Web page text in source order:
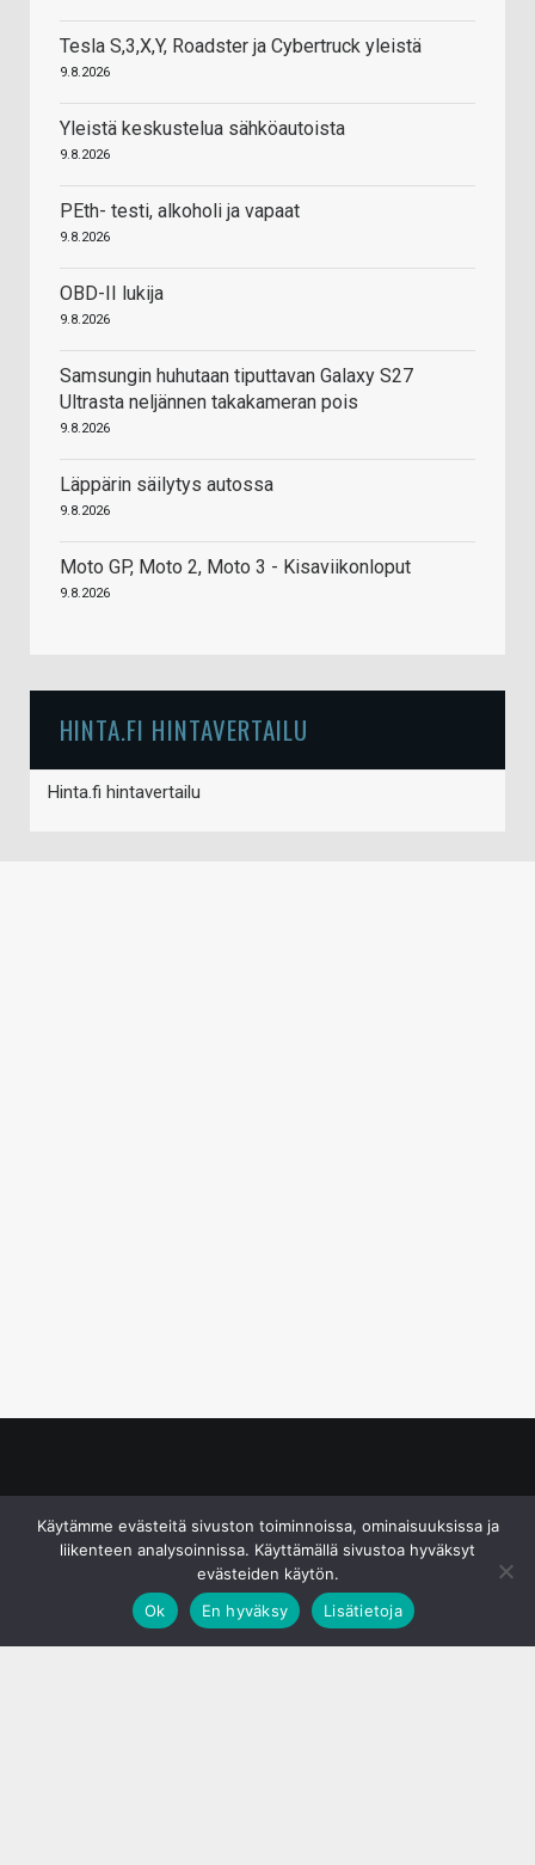
Tesla S,3,X,Y, Roadster ja Cybertruck yleistä
9.8.2026
Yleistä keskustelua sähköautoista
9.8.2026
PEth- testi, alkoholi ja vapaat
9.8.2026
OBD-II lukija
9.8.2026
Samsungin huhutaan tiputtavan Galaxy S27
Ultrasta neljännen takakameran pois
9.8.2026
Läppärin säilytys autossa
9.8.2026
Moto GP, Moto 2, Moto 3 - Kisaviikonloput
9.8.2026
HINTA.FI HINTAVERTAILU
Hinta.fi hintavertailu
Käytämme evästeitä sivuston toiminnoissa, ominaisuuksissa ja
liikenteen analysoinnissa. Käyttämällä sivustoa hyväksyt
evästeiden käytön.
Ok
En hyväksy Lisätietoja